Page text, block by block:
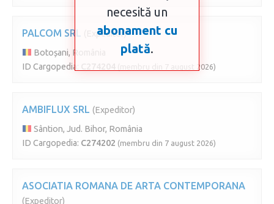
PALCOM SRL
(Expeditor)
Botoșani, România
ID Cargopedia:
(membru din 7 august 2026)
AMBIFLUX SRL (Expeditor)
Sântion, Jud. Bihor, România
ID Cargopedia: C274202 (membru din 7 august 2026)
ASOCIATIA ROMANA DE ARTA CONTEMPORANA
(Expeditor)
necesită un
abonament cu
plată.